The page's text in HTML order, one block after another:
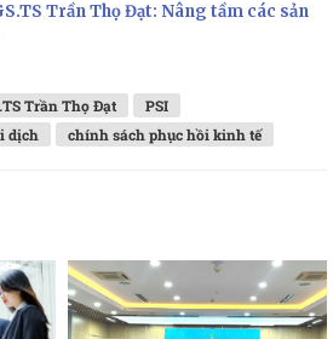
Trần Thọ Đạt: Nâng tầm các sản
Trần Thọ Đạt
PSI
dịch
chính sách phục hồi kinh tế